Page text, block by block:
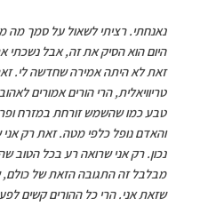
נאנחתי. רציתי לשאול על סמך מה
היום הוא הסיק את זה, אבל נשכתי
זאת לאהיתה אמירה שחדשה לי.
טריוויאלית, הרי הורים אמורים
טבע כמו שהשמש זורחת במזרח
והאדם נופל כלפי מטה. זאת רק
נכון. רק אני שרואה רע בכל הטוב
מבלבל זה התגובה הזאת של
שזאת אני. הרי כל ההורים קשים